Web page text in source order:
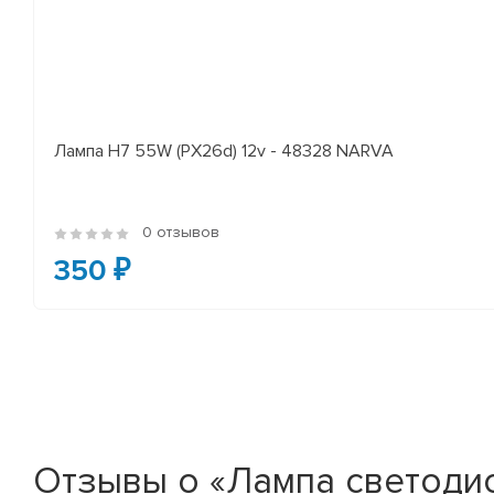
Лампа H7 55W (PX26d) 12v - 48328 NARVA
0 отзывов
350 ₽
Отзывы о «Лампа